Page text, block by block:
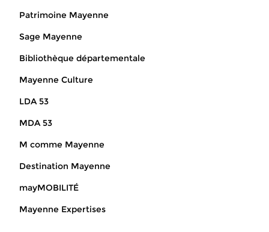
Patrimoine Mayenne
Sage Mayenne
Bibliothèque départementale
Mayenne Culture
LDA 53
MDA 53
M comme Mayenne
Destination Mayenne
mayMOBILITÉ
Mayenne Expertises